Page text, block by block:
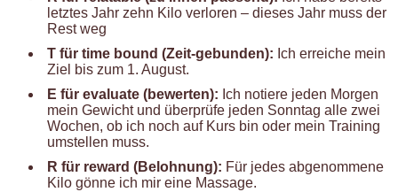
letztes Jahr zehn Kilo verloren – dieses Jahr muss der
Rest weg
T für time bound (Zeit-gebunden): Ich erreiche mein
Ziel bis zum 1. August.
E für evaluate (bewerten): Ich notiere jeden Morgen
mein Gewicht und überprüfe jeden Sonntag alle zwei
Wochen, ob ich noch auf Kurs bin oder mein Training
umstellen muss.
R für reward (Belohnung): Für jedes abgenommene
Kilo gönne ich mir eine Massage.